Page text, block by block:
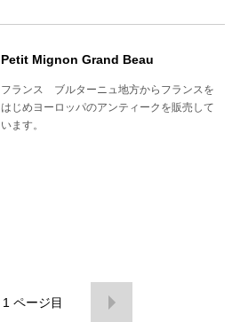
Petit Mignon Grand Beau
フランス ブルターニュ地方からフランスを
はじめヨーロッパのアンティークを販売して
います。
1 ページ目